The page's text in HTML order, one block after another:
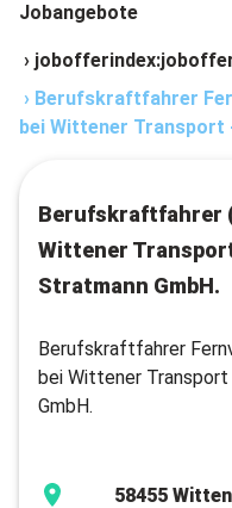
Jobangebote
›
› Berufskraftfahrer
bei Wittener Transport
Berufskraftfahrer
Wittener
Stratmann GmbH.
Berufskraftfahrer
bei Wittener
GmbH.
58455